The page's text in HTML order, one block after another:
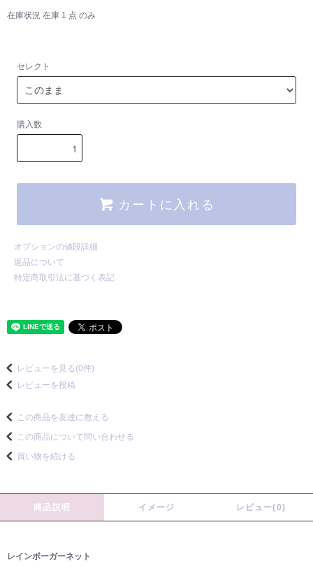
在庫状況 在庫 1 点 のみ
セレクト
購入数
カートに入れる
オプションの値段詳細
返品について
特定商取引法に基づく表記
レビューを見る(0件)
レビューを投稿
この商品を友達に教える
この商品について問い合わせる
買い物を続ける
商品説明 イメージ レビュー(0)
レインボーガーネット